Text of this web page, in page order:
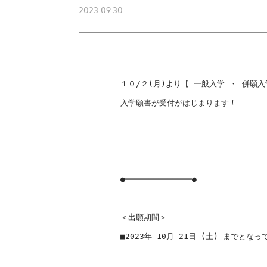
2023.09.30
１０/２(月)より【 一般入学 ・ 併願
入学願書が受付がはじまります！
●━━━━━━━━━━━━━━●
＜出願期間＞
■2023年 10月 21日 (土) までとなって